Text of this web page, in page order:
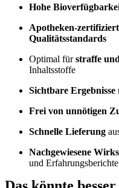
Hohe
Apotheken-
Qualitätsstandards
Optimal fürstraffe
Inhaltsstoffe
Sichtbare Ergebnisse
Frei von unnötigen
Schnelle Lieferung
Nachgewiesene
und Erfahrungsberichte